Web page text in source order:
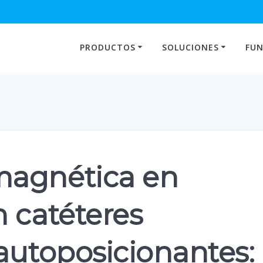
PRODUCTOS
SOLUCIONES
en
catéteres